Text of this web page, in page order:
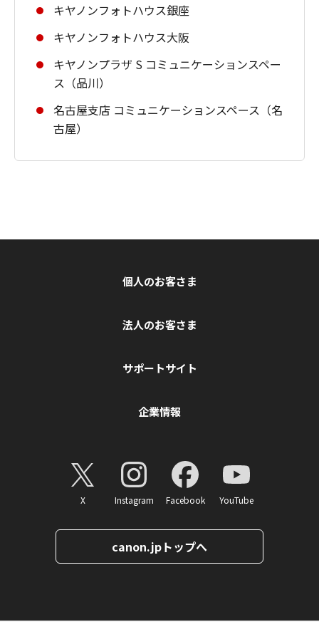
キヤノンフォトハウス銀座
キヤノンフォトハウス大阪
キヤノンプラザ S コミュニケーションスペー
ス（品川）
名古屋支店 コミュニケーションスペース（名
古屋）
個人のお客さま
法人のお客さま
サポートサイト
企業情報
X Instagram Facebook YouTube
canon.jpトップへ